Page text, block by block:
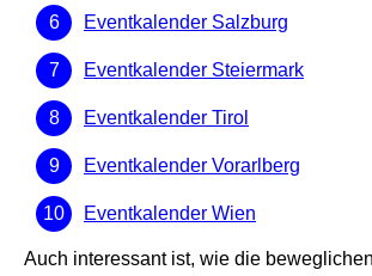
Eventkalender Salzburg
Eventkalender Steiermark
Eventkalender Tirol
Eventkalender Vorarlberg
Eventkalender Wien
Auch interessant ist, wie die